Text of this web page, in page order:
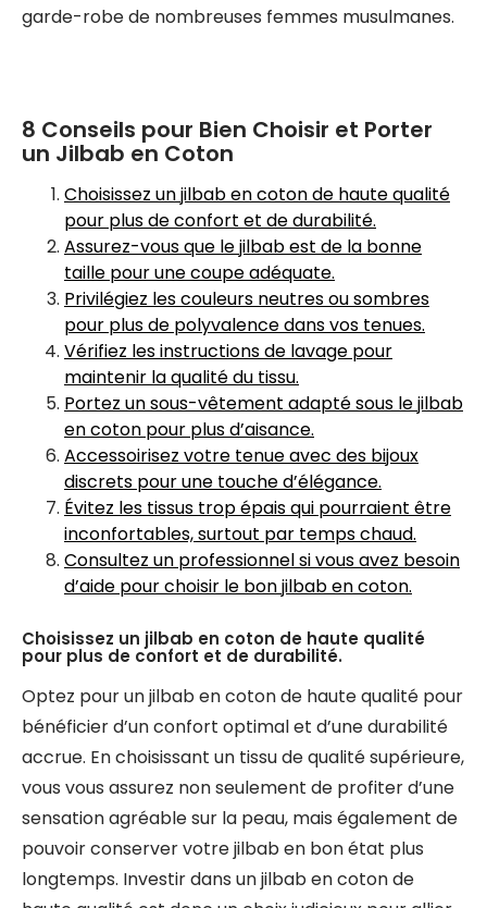
garde-robe de nombreuses femmes musulmanes.
8 Conseils pour Bien Choisir et Porter
un Jilbab en Coton
Choisissez un jilbab en coton de haute qualité
pour plus de confort et de durabilité.
Assurez-vous que le jilbab est de la bonne
taille pour une coupe adéquate.
Privilégiez les couleurs neutres ou sombres
pour plus de polyvalence dans vos tenues.
Vérifiez les instructions de lavage pour
maintenir la qualité du tissu.
Portez un sous-vêtement adapté sous le jilbab
en coton pour plus d’aisance.
Accessoirisez votre tenue avec des bijoux
discrets pour une touche d’élégance.
Évitez les tissus trop épais qui pourraient être
inconfortables, surtout par temps chaud.
Consultez un professionnel si vous avez besoin
d’aide pour choisir le bon jilbab en coton.
Choisissez un jilbab en coton de haute qualité
pour plus de confort et de durabilité.
Optez pour un jilbab en coton de haute qualité pour
bénéficier d’un confort optimal et d’une durabilité
accrue. En choisissant un tissu de qualité supérieure,
vous vous assurez non seulement de profiter d’une
sensation agréable sur la peau, mais également de
pouvoir conserver votre jilbab en bon état plus
longtemps. Investir dans un jilbab en coton de